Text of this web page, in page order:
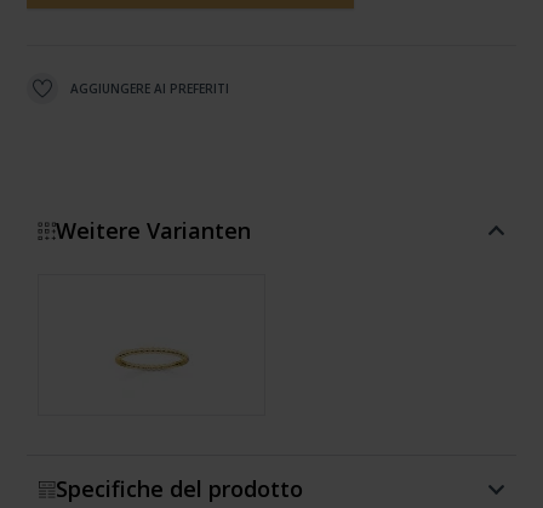
AGGIUNGERE AI PREFERITI
Weitere Varianten
Specifiche del prodotto